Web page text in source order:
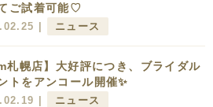
ご試着可能♡
| ニュース
札幌店】大好評につき、ブライダル
トをアンコール開催✨
| ニュース